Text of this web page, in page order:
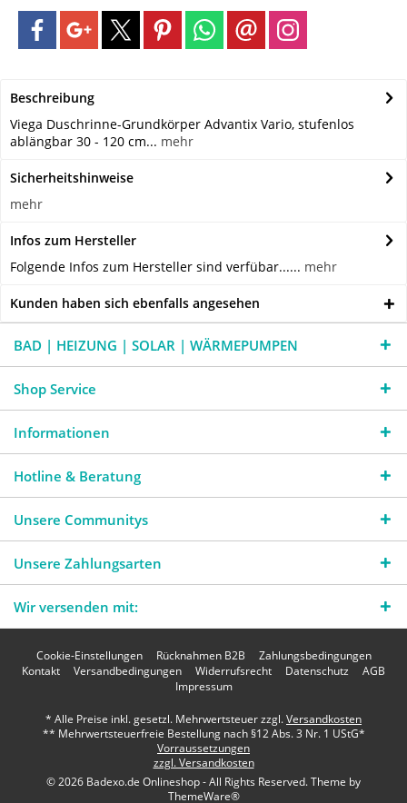
Beschreibung
Viega Duschrinne-Grundkörper Advantix Vario, stufenlos
ablängbar 30 - 120 cm... mehr
Sicherheitshinweise
mehr
Infos zum Hersteller
Folgende Infos zum Hersteller sind verfübar...... mehr
Kunden haben sich ebenfalls angesehen
BAD | HEIZUNG | SOLAR | WÄRMEPUMPEN
Shop Service
Informationen
Hotline & Beratung
Unsere Communitys
Unsere Zahlungsarten
Wir versenden mit:
Cookie-Einstellungen Rücknahmen B2B
Zahlungsbedingungen
Kontakt
Versandbedingungen Widerrufsrecht Datenschutz
AGB
Impressum
* Alle Preise inkl. gesetzl. Mehrwertsteuer zzgl.Versandkosten
** Mehrwertsteuerfreie Bestellung nach §12 Abs. 3 Nr. 1 UStG*
Vorraussetzungen
zzgl. Versandkosten
© 2026 Badexo.de Onlineshop - All Rights Reserved. Theme by
ThemeWare®